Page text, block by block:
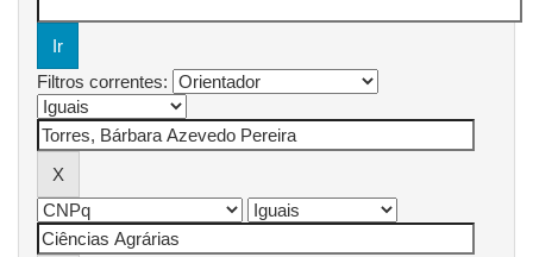
Filtros correntes: